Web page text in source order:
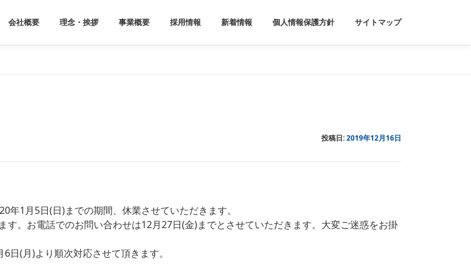
会社概要 理念・挨拶 事業概要 採用情報 新着情報 個人情報保護方針 サイトマップ
投稿日:2019年12月16日
1月5日(日)までの期間、休業させていただきます。
。お電話でのお問い合わせは12月27日(金)までとさせていただきます。大変ご迷惑をお掛
日(月)より順次対応させて頂きます。